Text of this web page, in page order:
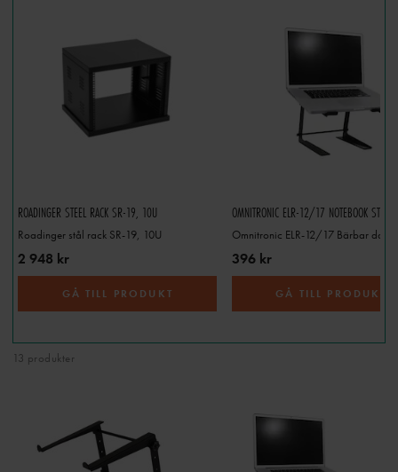
ROADINGER STEEL RACK SR-19, 10U
Roadinger stål rack SR-19, 10U
2 948 kr
GÅ TILL PRODUKT
OMNITRONIC ELR-12/17 NOTEBOOK STAND
396 kr
GÅ TILL PRODUKT
13 produkter